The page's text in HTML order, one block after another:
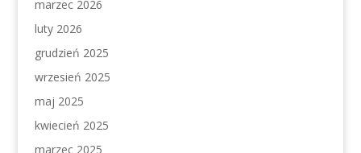
marzec 2026
luty 2026
grudzień 2025
wrzesień 2025
maj 2025
kwiecień 2025
marzec 2025